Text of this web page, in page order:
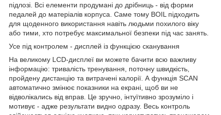
підлозі. Всі елементи продумані до дрібниць - від форми
педалей до матеріалів корпуса. Саме тому BOIL підходить
для щоденного використання навіть людьми похилого віку
або тими, хто потребує максимальної безпеки під час занять.
Усе під контролем - дисплей із функцією сканування
На великому LCD-дисплеї ви можете бачити всю важливу
інформацію: тривалість тренування, поточну швидкість,
пройдену дистанцію та витрачені калорії. А функція SCAN
автоматично змінює показники на екрані, щоб ви не
відволікались від вправ. Це зручно, інтуїтивно зрозуміло і
мотивує - адже результати видно одразу. Весь контроль